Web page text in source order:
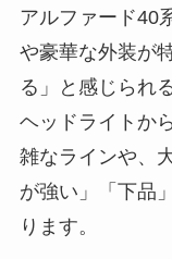
アルファード40
や豪華な外装が
る」と感じられ
ヘッドライトか
雑なラインや、
が強い」「下品
ります。